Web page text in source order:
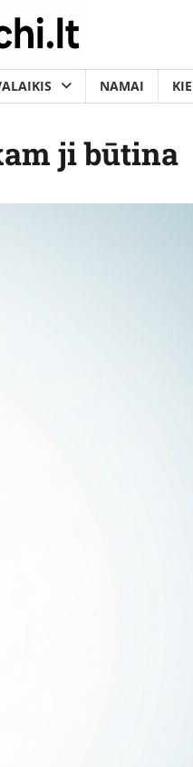
NAMAI
ji būtina